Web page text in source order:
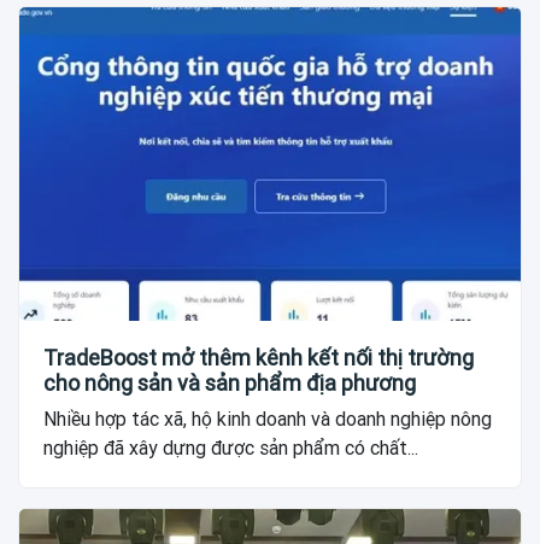
TradeBoost mở thêm kênh kết nối thị trường
cho nông sản và sản phẩm địa phương
Nhiều hợp tác xã, hộ kinh doanh và doanh nghiệp nông
nghiệp đã xây dựng được sản phẩm có chất...